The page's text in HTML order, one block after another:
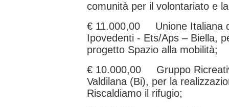
comunità per il volontariato e
€ 11.000,00 Unione Italiana
Ipovedenti - Ets/Aps – Biella,
progetto Spazio alla mobilità;
€ 10.000,00 Gruppo
Valdilana (Bi), per la
Riscaldiamo il rifugio;